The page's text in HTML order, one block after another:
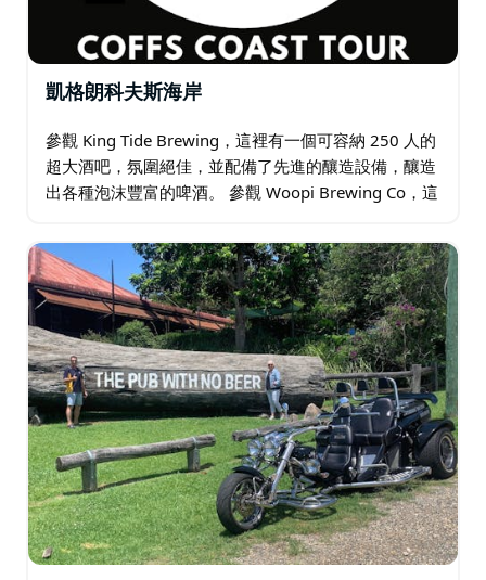
凱格朗科夫斯海岸
參觀 King Tide Brewing，這裡有一個可容納 250 人的
超大酒吧，氛圍絕佳，並配備了先進的釀造設備，釀造
出各種泡沫豐富的啤酒。 參觀 Woopi Brewing Co，這
灘文化…